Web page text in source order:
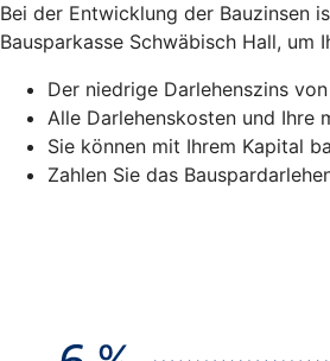
Bei der Entwicklung der Bauzinsen
Bausparkasse Schwäbisch Hall,
Der niedrige Darlehenszins
Alle Darlehenskosten und Ihre
Sie können mit Ihrem Kapital
Zahlen Sie das